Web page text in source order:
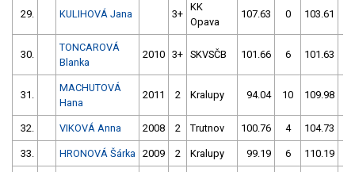
29. KULIHOVÁ Jana 3+
KK
Opava
107.63 0 103.61
30.
TONCAROVÁ
Blanka
2010 3+ SKVSČB 101.66 6 101.63
31.
MACHUTOVÁ
Hana
2011 2 Kralupy 94.04 10 109.98
32. VIKOVÁ Anna 2008 2 Trutnov 100.76 4 104.73
33. HRONOVÁ Šárka 2009 2 Kralupy 99.19 6 110.19